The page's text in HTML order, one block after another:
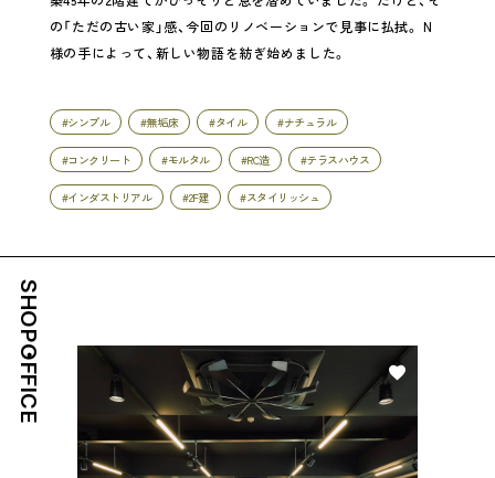
の「ただの古い家」感、今回のリノベーションで見事に払拭。 N
様の手によって、新しい物語を紡ぎ始めました。
#シンプル #無垢床 #タイル #ナチュラル
#コンクリート #モルタル #RC造 #テラスハウス
#インダストリアル #2F建 #スタイリッシュ
好き
SHOP・OFFICE